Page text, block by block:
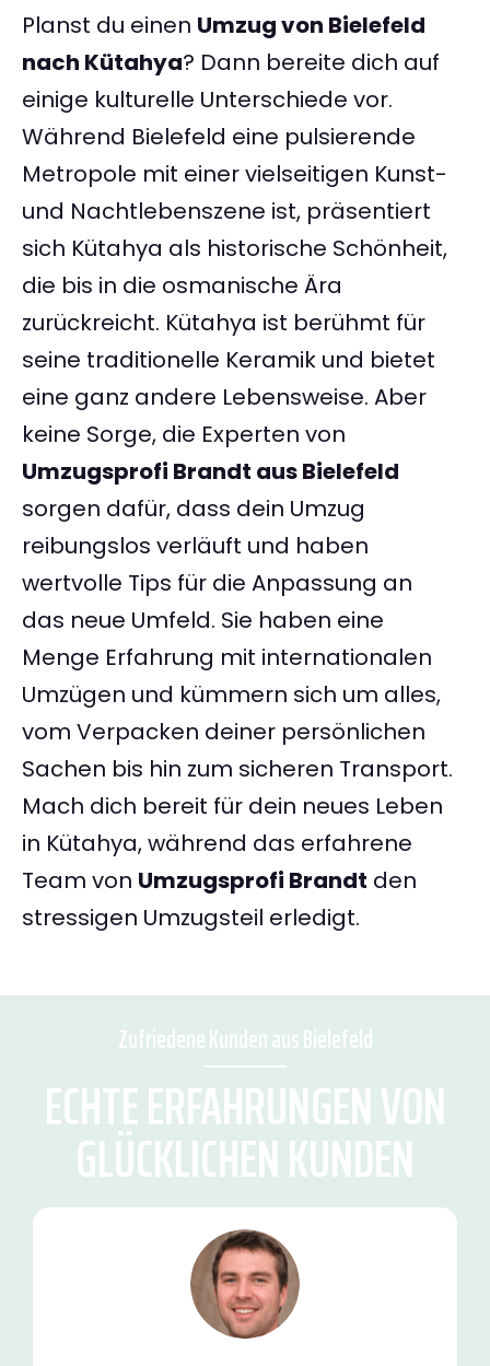
Planst du einen Umzug von Bielefeld
nach Kütahya? Dann bereite dich auf
einige kulturelle Unterschiede vor.
Während Bielefeld eine pulsierende
Metropole mit einer vielseitigen Kunst-
und Nachtlebenszene ist, präsentiert
sich Kütahya als historische Schönheit,
die bis in die osmanische Ära
zurückreicht. Kütahya ist berühmt für
seine traditionelle Keramik und bietet
eine ganz andere Lebensweise. Aber
keine Sorge, die Experten von
Umzugsprofi Brandt aus Bielefeld
sorgen dafür, dass dein Umzug
reibungslos verläuft und haben
wertvolle Tips für die Anpassung an
das neue Umfeld. Sie haben eine
Menge Erfahrung mit internationalen
Umzügen und kümmern sich um alles,
vom Verpacken deiner persönlichen
Sachen bis hin zum sicheren Transport.
Mach dich bereit für dein neues Leben
in Kütahya, während das erfahrene
Team von Umzugsprofi Brandt den
stressigen Umzugsteil erledigt.
Zufriedene Kunden aus Bielefeld
ECHTE ERFAHRUNGEN VON
GLÜCKLICHEN KUNDEN